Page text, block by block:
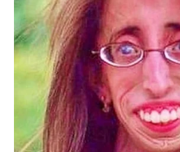
Ako ste slobodne, pred vama je
potpuno neočekivanom trenutku.
Privući će vas nečija toplina,
Biće to osoba pored koje ćete
sigurno.